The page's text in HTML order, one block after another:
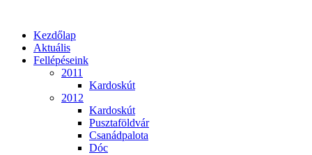
Kezdőlap
Aktuális
Fellépéseink
2011
Kardoskút
2012
Kardoskút
Pusztaföldvár
Csanádpalota
Dóc